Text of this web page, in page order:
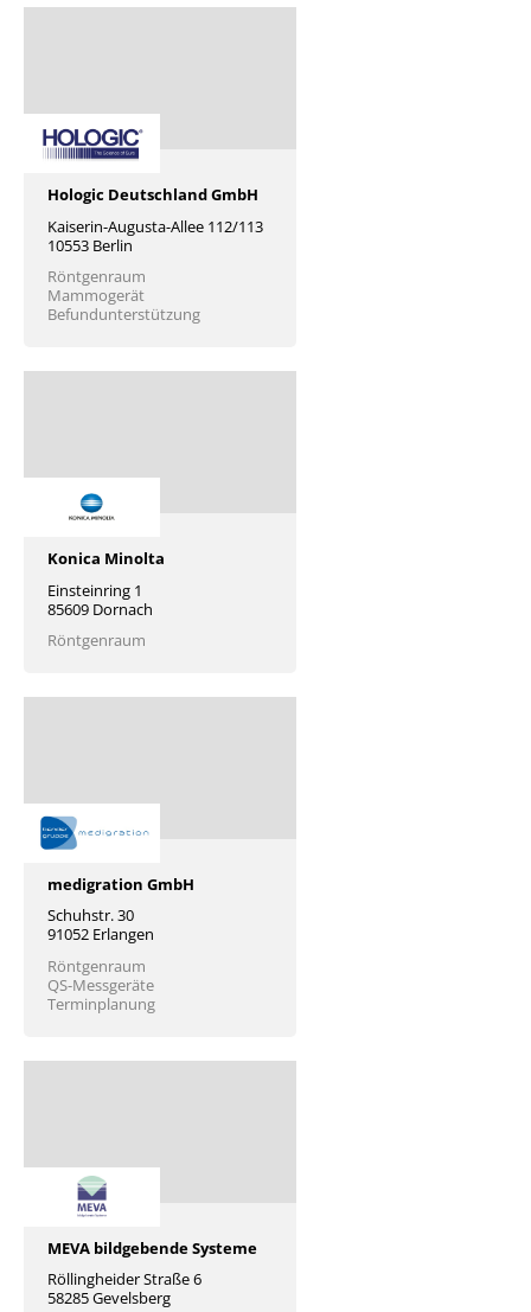
Hologic Deutschland GmbH
Kaiserin-Augusta-Allee 112/113
10553 Berlin
Röntgenraum
Mammogerät
Befundunterstützung
Konica Minolta
Einsteinring 1
85609 Dornach
Röntgenraum
medigration GmbH
Schuhstr. 30
91052 Erlangen
Röntgenraum
QS-Messgeräte
Terminplanung
MEVA bildgebende Systeme
Röllingheider Straße 6
58285 Gevelsberg